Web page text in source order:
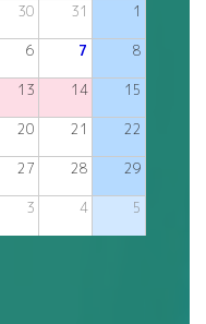
30 31 1
6 7 8
13 14 15
20 21 22
27 28 29
3 4 5